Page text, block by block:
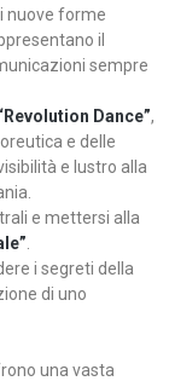
nuove forme
il
sempre
Dance”,
e delle
e lustro alla
e mettersi alla
i segreti della
di uno
una vasta